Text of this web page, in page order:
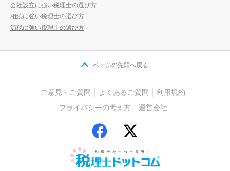
会社設立に強い税理士の選び方
相続に強い税理士の選び方
節税に強い税理士の選び方
ページの先頭へ戻る
ご意見・ご質問 よくあるご質問
利用規約
プライバシーの考え方
運営会社